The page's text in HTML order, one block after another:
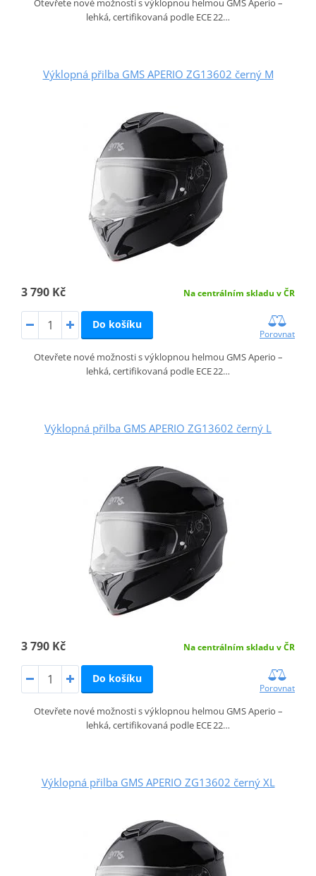
Otevřete nové možnosti s výklopnou helmou GMS Aperio –
lehká, certifikovaná podle ECE 22…
Výklopná přilba GMS APERIO ZG13602 černý M
3 790 Kč Na centrálním skladu v ČR
Do košíku
Porovnat
Otevřete nové možnosti s výklopnou helmou GMS Aperio –
lehká, certifikovaná podle ECE 22…
Výklopná přilba GMS APERIO ZG13602 černý L
3 790 Kč Na centrálním skladu v ČR
Do košíku
Porovnat
Otevřete nové možnosti s výklopnou helmou GMS Aperio –
lehká, certifikovaná podle ECE 22…
Výklopná přilba GMS APERIO ZG13602 černý XL